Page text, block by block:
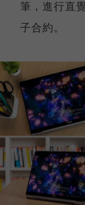
筆，進行直
子合約。